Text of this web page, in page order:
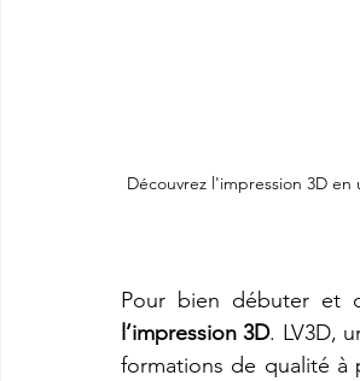
Découvrez l'impression 3D
Pour bien débuter et
l’impression 3D. LV3D,
formations de qualité à